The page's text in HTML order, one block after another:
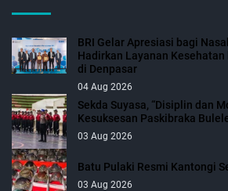
BRI Gelar Apresiasi bagi
Hadirkan Layanan Kesehatan
di Denpasar
04 Aug 2026
Sekda Suyasa, “Disiplin dan
Kesuksesan Paskibraka
03 Aug 2026
Batu Pulaki Resmi Kantongi
03 Aug 2026